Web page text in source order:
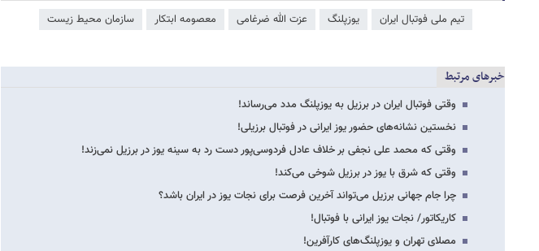
تیم ملی فوتبال ایران یوزپلنگ عزت الله ضرغامی معصومه ابتکار سازمان محیط زیست
خبرهای مرتبط
وقتی فوتبال ایران در برزیل به یوزپلنگ‌ مدد می‌رساند!
نخستین نشانه‌های حضور یوز ایرانی در فوتبال برزیلی!
وقتی که محمد علی نجفی بر خلاف عادل فردوسی‌پور دست رد به سینه یوز در برزیل نمی‌زند!
وقتی که شرق با یوز در برزیل شوخی می‌کند!
چرا جام جهانی برزیل می‌تواند آخرین فرصت برای نجات یوز در ایران باشد؟
کاریکاتور/ نجات یوز ایرانی با فوتبال!
مصلای تهران و یوزپلنگ‌های کارآفرین!